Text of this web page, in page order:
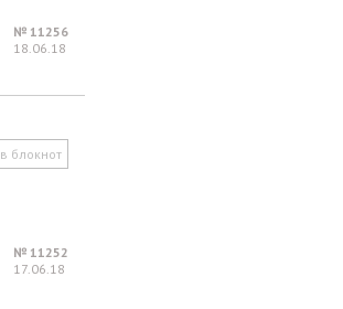
№ 11256
18.06.18
в блокнот
№ 11252
17.06.18